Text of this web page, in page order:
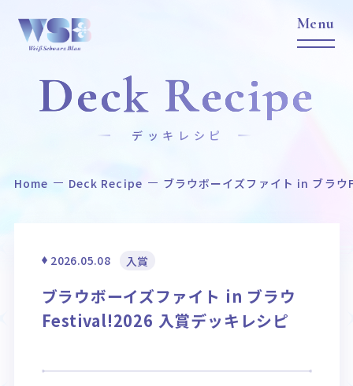
Home News
作品タイトル
Event
イベント
Card List
カードリスト
Deck Recipe
デッキレシピ
Home Deck Recipe ブラウボーイズファイト in ブラ
2026.05.08 入賞
ブラウボーイズファイト in ブラウ
Festival!2026 入賞デッキレシピ